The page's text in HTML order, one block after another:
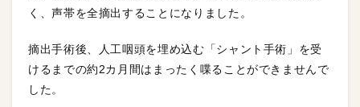
く、声帯を全摘出することになりました。
摘出手術後、人工咽頭を埋め込む「シャント手術」を受
けるまでの約2カ月間はまったく喋ることができませんで
した。